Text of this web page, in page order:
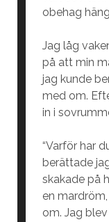
obehag
Jag låg
på att min
jag kunde
med om.
in i
“Varför har
berättade
skakade på
en
om. Jag